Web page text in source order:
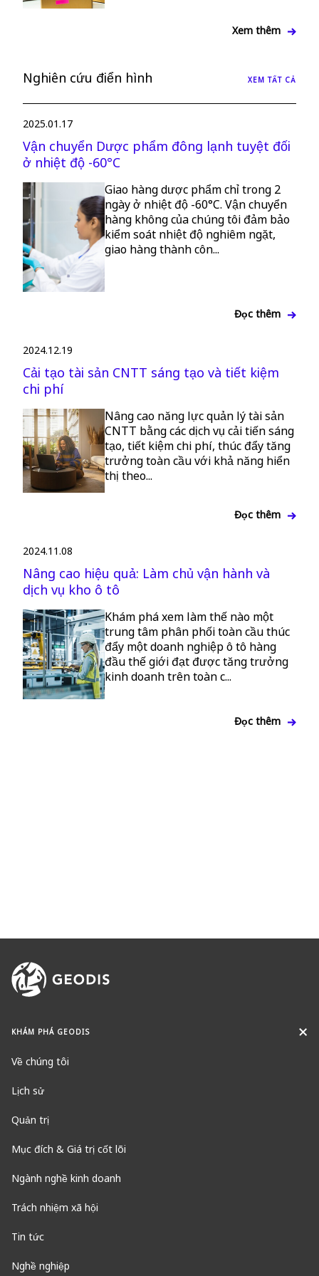
Xem thêm
Nghiên cứu điển hình XEM TẤT CẢ
2025.01.17
Vận chuyển Dược phẩm đông lạnh tuyệt đối
ở nhiệt độ -60°C
Giao hàng dược phẩm chỉ trong 2
ngày ở nhiệt độ -60°C. Vận chuyển
hàng không của chúng tôi đảm bảo
kiểm soát nhiệt độ nghiêm ngặt,
giao hàng thành côn...
Đọc thêm
2024.12.19
Cải tạo tài sản CNTT sáng tạo và tiết kiệm
chi phí
Nâng cao năng lực quản lý tài sản
CNTT bằng các dịch vụ cải tiến sáng
tạo, tiết kiệm chi phí, thúc đẩy tăng
trưởng toàn cầu với khả năng hiển
thị theo...
Đọc thêm
2024.11.08
Nâng cao hiệu quả: Làm chủ vận hành và
dịch vụ kho ô tô
Khám phá xem làm thế nào một
trung tâm phân phối toàn cầu thúc
đẩy một doanh nghiệp ô tô hàng
đầu thế giới đạt được tăng trưởng
kinh doanh trên toàn c...
Đọc thêm
KHÁM PHÁ GEODIS
Về chúng tôi
Lịch sử
Quản trị
Mục đích & Giá trị cốt lõi
Ngành nghề kinh doanh
Trách nhiệm xã hội
Tin tức
Nghề nghiệp